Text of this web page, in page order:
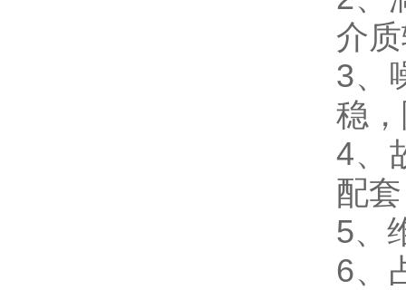
介
3、
稳
4、
配
5、
6、